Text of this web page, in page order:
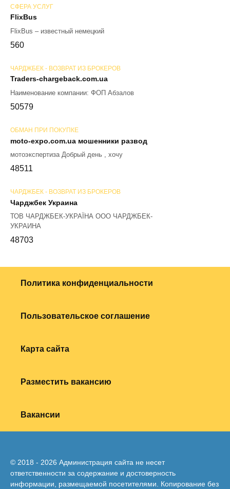
СФЕРА УСЛУГ
FlixBus
FlixBus – известный немецкий
560
ЧАРДЖБЕК - ВОЗВРАТ ИЗ БРОКЕРОВ
Traders-chargeback.com.ua
Наименование компании: ФОП Абзалов
50579
ОБМАН ПРИ ПОКУПКЕ
moto-expo.com.ua мошенники развод
мотоэкспертиза Добрый день , хочу
48511
ЧАРДЖБЕК - ВОЗВРАТ ИЗ БРОКЕРОВ
Чарджбек Украина
ТОВ ЧАРДЖБЕК-УКРАЇНА ООО ЧАРДЖБЕК-
УКРАИНА
48703
Политика конфиденциальности
Пользовательское соглашение
Карта сайта
Разместить вакансию
Вакансии
© 2018 - 2026 Администрация сайта не несет
ответственности за содержание и достоверность
информации, размещаемой посетителями. Копирование без